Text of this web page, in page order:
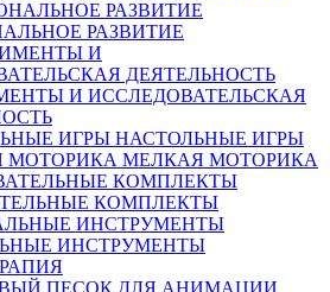
РАЗВИТИЕ
И ИССЛЕДОВАТЕЛЬСКАЯ
НАСТОЛЬНЫЕ ИГРЫ
МЕЛКАЯ МОТОРИКА
КОМПЛЕКТЫ
ИНСТРУМЕНТЫ